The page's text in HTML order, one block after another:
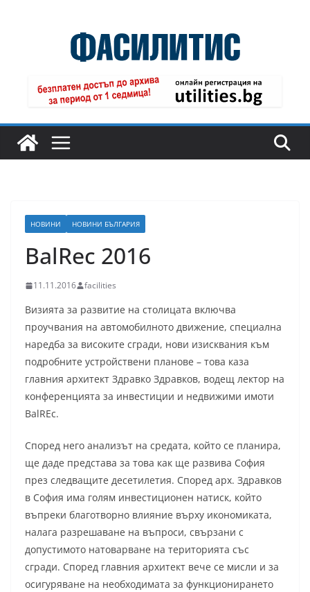
НОВИНИ НОВИНИ БЪЛГАРИЯ
BalRec 2016
11.11.2016 facilities
Визията за развитие на столицата включва
проучвания на автомобилното движение, специална
наредба за високите сгради, нови изисквания към
подробните устройствени планове – това каза
главния архитект Здравко Здравков, водещ лектор на
конференцията за инвестиции и недвижими имоти
BalREc.
Според него анализът на средата, който се планира,
ще даде представа за това как ще развива София
през следващите десетилетия. Според арх. Здравков
в София има голям инвестиционен натиск, който
въпреки благотворно влияние върху икономиката,
налага разрешаване на въпроси, свързани с
допустимото натоварване на територията със
сгради. Според главния архитект вече се мисли и за
осигуряване на необходимата за функционирането